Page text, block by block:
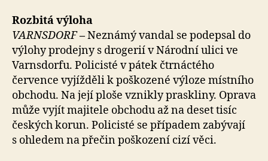
Rozbitá výloha
VARNSDORF–Neznámý vandal se podepsal do
výlohy prodejny s drogerií v Národní ulici ve
Varnsdorfu. Policisté v pátek čtrnáctého
července vyjížděli k poškozené výloze místního
obchodu. Na její ploše vznikly praskliny. Oprava
může vyjít majitele obchodu až na deset tisíc
českých korun. Policisté se případem zabývají
s ohledem na přečin poškození cizí věci.